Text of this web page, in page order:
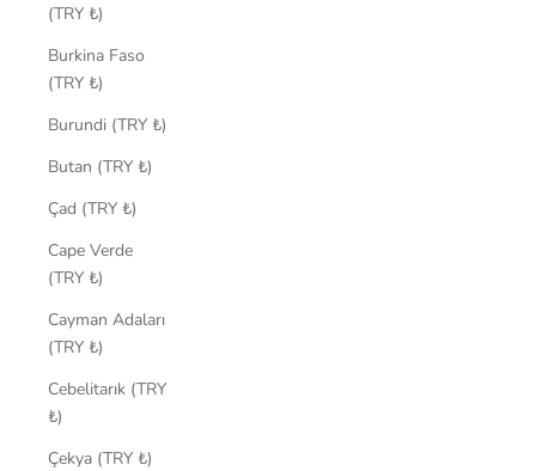
(TRY ₺)
Burkina Faso
(TRY ₺)
Burundi (TRY ₺)
Butan (TRY ₺)
Çad (TRY ₺)
Cape Verde
(TRY ₺)
Cayman Adaları
(TRY ₺)
Cebelitarık (TRY
₺)
Çekya (TRY ₺)